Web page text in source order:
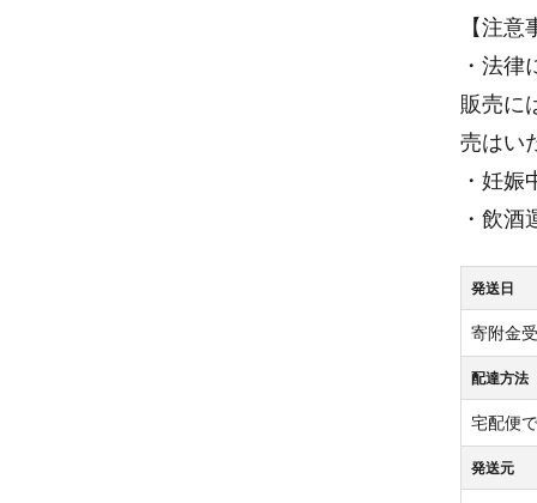
【注
・法
販売に
売はい
・妊
・飲
発送日
寄附金
配達方法
宅配便
発送元